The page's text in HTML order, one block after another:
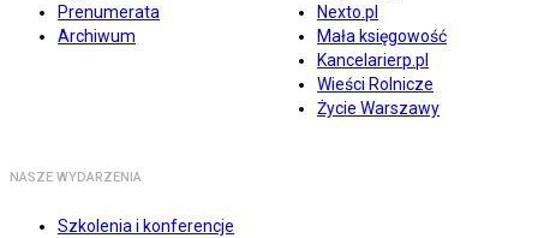
Prenumerata
Archiwum
Nexto.pl
Mała księgowość
Kancelarierp.pl
Wieści Rolnicze
Życie Warszawy
NASZE WYDARZENIA
Szkolenia i konferencje